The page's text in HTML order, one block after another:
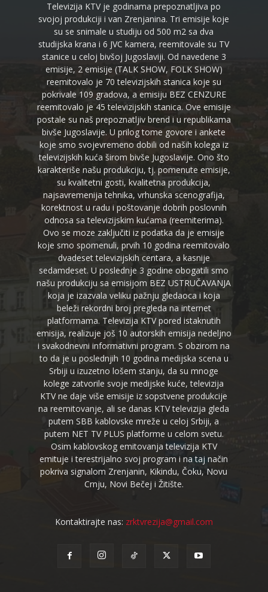
Televizija KTV je godinama prepoznatljiva po
svojoj produkciji i van Zrenjanina. Tri emisije koje
su se snimale u studiju od 500 m2 sa dva
studijska krana i 6 JVC kamera, reemitovale su TV
stanice u celoj bivšoj Jugoslaviji. Od navedene 3
emisije, 2 emisije (TALK SHOW, FOLK SHOW)
reemitovalo je 70 televizijskih stanica koje su
pokrivale 109 gradova, a emisiju BEZ CENZURE
reemitovalo je 45 televizijskih stanica. Ove emisije
postale su naš prepoznatljiv brend i u republikama
bivše Jugoslavije. U prilog tome govore i ankete
koje smo svojevremeno dobili od naših kolega iz
televizijskih kuća širom bivše Jugoslavije. Ono što
karakteriše našu produkciju, tj. pomenute emisije,
su kvalitetni gosti, kvalitetna produkcija,
najsavremenija tehnika, vrhunska scenografija,
korektnost u radu i poštovanje dobrih poslovnih
odnosa sa televizijskim kućama (reemiterima).
Ovo se moze zaključiti iz podatka da je emisije
koje smo spomenuli, prvih 10 godina reemitovalo
dvadeset televizijskih centara, a kasnije
sedamdeset. U poslednje 3 godine obogatili smo
našu produkciju sa emisijom BEZ USTRUČAVANJA
koja je izazvala veliku pažnju gledaoca i koja
beleži rekordni broj pregleda na internet
platformama. Televizija KTV pored istaknutih
emisija, realizuje još 10 autorskih emisija nedeljno
i svakodnevni informativni program. S obzirom na
to da je u poslednjih 10 godina medijska scena u
Srbiji u izuzetno lošem stanju, da su mnoge
kolege zatvorile svoje medijske kuće, televizija
KTV ne daje više emisije iz sopstvene produkcije
na reemitovanje, ali se danas KTV televizija gleda
putem SBB kablovske mreže u celoj Srbiji, a
putem NET TV PLUS platforme u celom svetu.
Osim kablovskog emitovanja televizija KTV
emituje i terestrijalno svoj program i na taj način
pokriva signalom Zrenjanin, Kikindu, Čoku, Novu
Crnju, Novi Bečej i Žitište.
Kontaktirajte nas: zrktvrezija@gmail.com